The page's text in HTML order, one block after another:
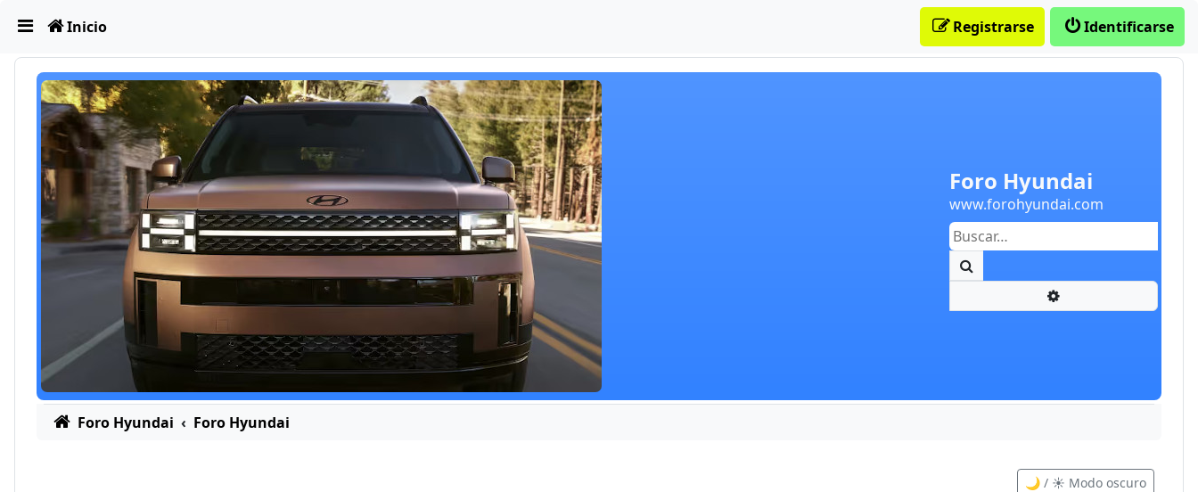
Obviar
Foro Hyundai
www.forohyundai.com
Inicio Identificarse
Registrarse
Foro Hyundai Foro Hyundai
🌙 / ☀️ Modo oscuro